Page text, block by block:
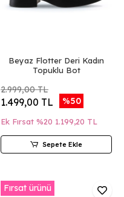
Beyaz Flotter Deri Kadın
Topuklu Bot
2.999,00 TL
1.499,00 TL %50
Ek Fırsat %20 1.199,20 TL
Sepete Ekle
Fırsat ürünü